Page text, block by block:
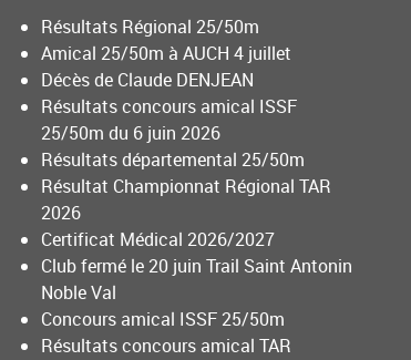
Résultats Régional 25/50m
Amical 25/50m à AUCH 4 juillet
Décès de Claude DENJEAN
Résultats concours amical ISSF
25/50m du 6 juin 2026
Résultats départemental 25/50m
Résultat Championnat Régional TAR
2026
Certificat Médical 2026/2027
Club fermé le 20 juin Trail Saint Antonin
Noble Val
Concours amical ISSF 25/50m
Résultats concours amical TAR